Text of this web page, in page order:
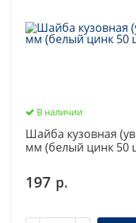
В наличии
Шайба кузовная
мм (белый цинк 50
197 р.